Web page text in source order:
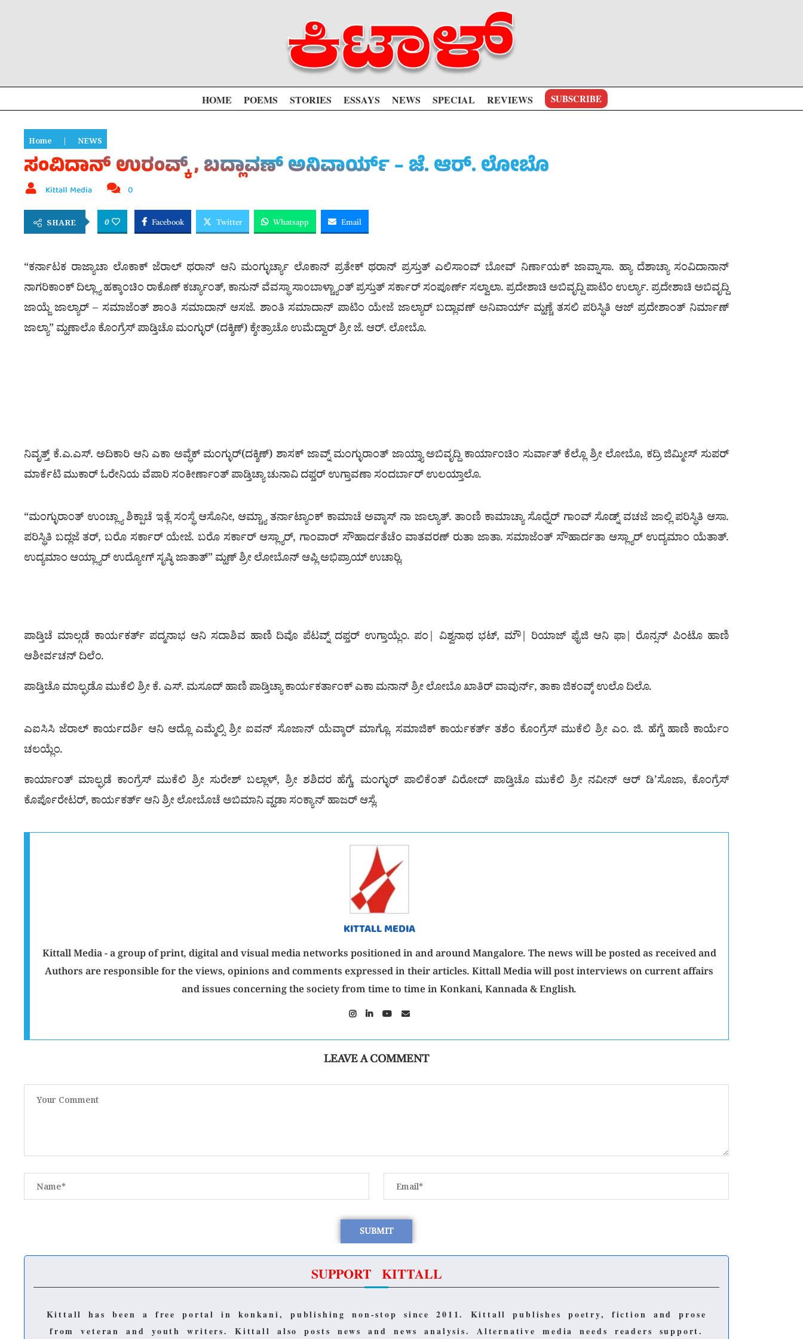
HOME POEMS STORIES ESSAYS NEWS SPECIAL REVIEWS SUBSCRIBE
Home | NEWS
ಸಂವಿದಾನ್ ಉರಂವ್ಕ್ , ಬದ್ಲಾವಣ್ ಅನಿವಾರ್ಯ್ – ಜೆ. ಆರ್. ಲೋಬೊ
Kittall Media 0
SHARE 0 Facebook Twitter Whatsapp Email
“ಕರ್ನಾಟಕ ರಾಜ್ಯಾಚಾ ಲೊಕಾಕ್ ಜೆರಾಲ್ ಥರಾನ್ ಆನಿ ಮಂಗ್ಳುರ್ಚ್ಯಾ ಲೊಕಾನ್ ಪ್ರತೇಕ್ ಥರಾನ್ ಪ್ರಸ್ತುತ್ ಎಲಿಸಾಂವ್ ಬೋವ್ ನಿರ್ಣಾಯಕ್ ಜಾವ್ನಾಸಾ. ಹ್ಯಾ ದೆಶಾಚ್ಯಾ ಸಂವಿದಾನಾನ್
ನಾಗರಿಕಾಂಕ್ ದಿಲ್ಲ್ಯಾ ಹಕ್ಕಾಂಚಿಂ ರಾಕೊಣ್ ಕರ್ಚ್ಯಾಂತ್, ಕಾನುನ್ ವೆವಸ್ಥಾ ಸಾಂಬಾಳ್ಚ್ಯಾಂತ್ ಪ್ರಸ್ತುತ್ ಸರ್ಕಾರ್ ಸಂಪೂರ್ಣ್ ಸಲ್ವಾಲಾ. ಪ್ರದೇಶಾಚಿ ಅಬಿವೃದ್ದಿ ಪಾಟಿಂ ಉರ್ಲ್ಯಾ. ಪ್ರದೇಶಾಚಿ ಅಬಿವೃದ್ದಿ
ಜಾಯ್ಜೆ ಜಾಲ್ಯಾರ್ – ಸಮಾಜೆಂತ್ ಶಾಂತಿ ಸಮಾದಾನ್ ಆಸಜೆ. ಶಾಂತಿ ಸಮಾದಾನ್ ಪಾಟಿಂ ಯೇಜೆ ಜಾಲ್ಯಾರ್ ಬದ್ಲಾವಣ್ ಅನಿವಾರ್ಯ್ ಮ್ಹಣ್ಚೆ ತಸಲಿ ಪರಿಸ್ಥಿತಿ ಆಜ್ ಪ್ರದೇಶಾಂತ್ ನಿರ್ಮಾಣ್
ಜಾಲ್ಯಾ” ಮ್ಹಣಾಲೊ ಕೊಂಗ್ರೆಸ್ ಪಾಡ್ತಿಚೊ ಮಂಗ್ಳುರ್ (ದಕ್ಶಿಣ್) ಕ್ಶೇತ್ರಾಚೊ ಉಮೆದ್ವಾರ್ ಶ್ರೀ ಜೆ. ಆರ್. ಲೋಬೊ.
ನಿವೃತ್ತ್ ಕೆ.ಎ.ಎಸ್. ಅದಿಕಾರಿ ಆನಿ ಎಕಾ ಅವ್ಧೆಕ್ ಮಂಗ್ಳುರ್(ದಕ್ಶಿಣ್) ಶಾಸಕ್ ಜಾವ್ನ್ ಮಂಗ್ಳುರಾಂತ್ ಜಾಯ್ತ್ಯಾ ಅಬಿವೃದ್ದಿ ಕಾರ್ಯಾಂಚಿಂ ಸುರ್ವಾತ್ ಕೆಲ್ಲೊ ಶ್ರೀ ಲೋಬೊ, ಕದ್ರಿ ಜಿಮ್ಮೀಸ್ ಸುಪರ್
ಮಾರ್ಕೆಟಿ ಮುಕಾರ್ ಓರೇನಿಯ ವೆಪಾರಿ ಸಂಕೀರ್ಣಾಂತ್ ಪಾಡ್ತಿಚ್ಯಾ ಚುನಾವಿ ದಫ್ತರ್ ಉಗ್ತಾವಣಾ ಸಂದರ್ಬಾರ್ ಉಲಯ್ತಾಲೊ.
“ಮಂಗ್ಳುರಾಂತ್ ಉಂಚ್ಲ್ಯಾ ಶಿಕ್ಪಾಚೆ ಇತ್ಲೆ ಸಂಸ್ಥೆ ಆಸೊನೀ, ಆಮ್ಚ್ಯಾ ತರ್ನಾಟ್ಯಾಂಕ್ ಕಾಮಾಚೆ ಅವ್ಕಾಸ್ ನಾ ಜಾಲ್ಯಾತ್. ತಾಂಣಿ ಕಾಮಾಚ್ಯಾ ಸೊಧ್ನೆರ್ ಗಾಂವ್ ಸೊಡ್ನ್ ವಚಜೆ ಜಾಲ್ಲಿ ಪರಿಸ್ಥಿತಿ ಆಸಾ.
ಪರಿಸ್ಥಿತಿ ಬದ್ಲಜೆ ತರ್, ಬರೊ ಸರ್ಕಾರ್ ಯೇಜೆ. ಬರೊ ಸರ್ಕಾರ್ ಆಸ್ಲ್ಯಾರ್, ಗಾಂವಾರ್ ಸೌಹಾರ್ದತೆಚೆಂ ವಾತವರಣ್ ರುತಾ ಜಾತಾ. ಸಮಾಜೆಂತ್ ಸೌಹಾರ್ದತಾ ಆಸ್ಲ್ಯಾರ್ ಉದ್ಯಮಾಂ ಯೆತಾತ್.
ಉದ್ಯಮಾಂ ಆಯ್ಲ್ಯಾರ್ ಉದ್ಯೋಗ್ ಸೃಷ್ಠಿ ಜಾತಾತ್” ಮ್ಹಣ್ ಶ್ರೀ ಲೋಬೊನ್ ಆಪ್ಲಿ ಅಭಿಪ್ರಾಯ್ ಉಚಾರ‍್ಲಿ.
ಪಾಡ್ತಿಚೆ ಮಾಲ್ಗಡೆ ಕಾರ್ಯಕರ್ತ್ ಪದ್ಮನಾಭ ಆನಿ ಸದಾಶಿವ ಹಾಣಿ ದಿವೊ ಪೆಟವ್ನ್ ದಫ್ತರ್ ಉಗ್ತಾಯ್ಲೆಂ. ಪಂ| ವಿಶ್ವನಾಥ ಭಟ್, ಮೌ| ರಿಯಾಜ್ ಫೈಜಿ ಆನಿ ಫಾ| ರೊನ್ಸನ್ ಪಿಂಟೊ ಹಾಣಿ
ಆಶೀರ್ವಚನ್ ದಿಲೆಂ.
ಪಾಡ್ತಿಚೊ ಮಾಲ್ಘಡೊ ಮುಕೆಲಿ ಶ್ರೀ ಕೆ. ಎಸ್. ಮಸೂದ್ ಹಾಣಿ ಪಾಡ್ತಿಚ್ಯಾ ಕಾರ್ಯಕರ್ತಾಂಕ್ ಎಕಾ ಮನಾನ್ ಶ್ರೀ ಲೋಬೊ ಖಾತಿರ್ ವಾವುರ್ನ್, ತಾಕಾ ಜಿಕಂವ್ಕ್ ಉಲೊ ದಿಲೊ.
ಎಐಸಿಸಿ ಜೆರಾಲ್ ಕಾರ್ಯದರ್ಶಿ ಆನಿ ಆದ್ಲೊ ಎಮ್ಮೆಲ್ಸಿ ಶ್ರೀ ಐವನ್ ಸೊಜಾನ್ ಯೆವ್ಕಾರ್ ಮಾಗ್ಲೊ. ಸಮಾಜಿಕ್ ಕಾರ್ಯಕರ್ತ್ ತಶೆಂ ಕೊಂಗ್ರೆಸ್ ಮುಕೆಲಿ ಶ್ರೀ ಎಂ. ಜಿ. ಹೆಗ್ಡೆ ಹಾಣಿ ಕಾರ್ಯೆಂ
ಚಲಯ್ಲೆಂ.
ಕಾರ್ಯಾಂತ್ ಮಾಲ್ಘಡೆ ಕಾಂಗ್ರೆಸ್ ಮುಕೆಲಿ ಶ್ರೀ ಸುರೇಶ್ ಬಲ್ಲಾಳ್, ಶ್ರೀ ಶಶಿದರ ಹೆಗ್ಡೆ, ಮಂಗ್ಳುರ್ ಪಾಲಿಕೆಂತ್ ವಿರೋದ್ ಪಾಡ್ತಿಚೊ ಮುಕೆಲಿ ಶ್ರೀ ನವೀನ್ ಆರ್ ಡಿ’ಸೊಜಾ, ಕೊಂಗ್ರೆಸ್
ಕೊರ್ಪೊರೇಟರ್, ಕಾರ್ಯಕರ್ತ್ ಆನಿ ಶ್ರೀ ಲೋಬೊಚೆ ಅಬಿಮಾನಿ ವ್ಹಡಾ ಸಂಕ್ಯಾನ್ ಹಾಜರ್ ಆಸ್ಲೆ.
KITTALL MEDIA
Kittall Media - a group of print, digital and visual media networks positioned in and around Mangalore. The news will be posted as received and
Authors are responsible for the views, opinions and comments expressed in their articles. Kittall Media will post interviews on current affairs
and issues concerning the society from time to time in Konkani, Kannada & English.
LEAVE A COMMENT
SUPPORT KITTALL
Kittall has been a free portal in konkani, publishing non-stop since 2011. Kittall publishes poetry, fiction and prose
from veteran and youth writers.Kittall also posts news and news analysis. Alternative media needs readers support.